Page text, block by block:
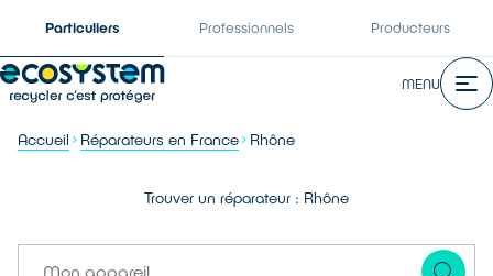
Particuliers Professionnels Producteurs
MENU
Accueil Réparateurs en France Rhône
Trouver un réparateur : Rhône